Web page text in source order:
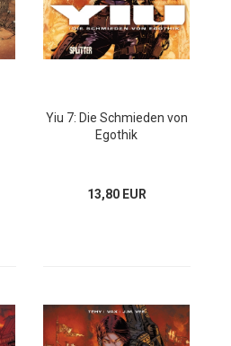
Yiu 7: Die Schmieden von
Egothik
13,80 EUR